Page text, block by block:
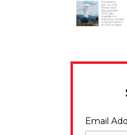
Email